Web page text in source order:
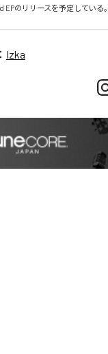
のリリースを予定している。
Izka